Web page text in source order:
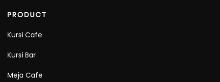
PRODUCT
Kursi Cafe
Kursi Bar
Meja Cafe